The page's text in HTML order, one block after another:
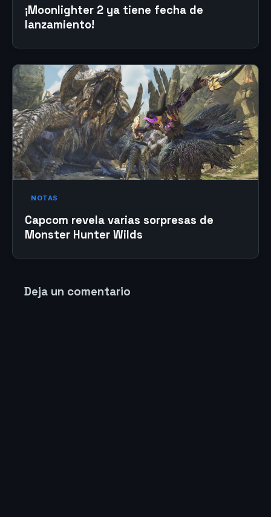
¡Moonlighter 2 ya tiene fecha de
lanzamiento!
NOTAS
Capcom revela varias sorpresas de
Monster Hunter Wilds
Deja un comentario